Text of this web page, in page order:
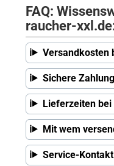
FAQ:
raucher-
Versandkosten
Sichere
Lieferzeiten
Mit wem
Service-